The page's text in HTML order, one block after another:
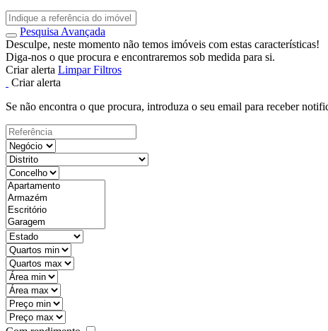
Pesquisa Avançada
Desculpe, neste momento não temos imóveis com estas características!
Diga-nos o que procura e encontraremos sob medida para si.
Criar alerta Limpar Filtros
Criar alerta
Se não encontra o que procura, introduza o seu email para receber